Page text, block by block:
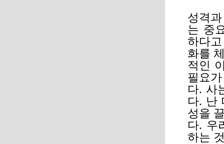
성격
는 중
하다
화를
적인
필요
다. 사
다. 난
성을
다. 우
하는